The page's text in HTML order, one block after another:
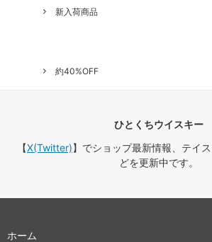
新入荷商品
約40%OFF
ひとくちウイスキー
【X(Twitter)】でショップ最新情報、テイ
どを更新中です。
ホーム